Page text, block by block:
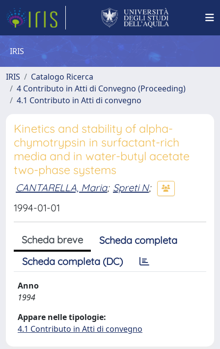
IRIS
IRIS
Catalogo Ricerca
4 Contributo in Atti di Convegno (Proceeding)
4.1 Contributo in Atti di convegno
Kinetics and stability of alpha-
chymotrypsin in surfactant-rich
media and in water-butyl acetate
two-phase systems
CANTARELLA, Maria; Spreti N;
1994-01-01
Scheda breve
Scheda completa
Scheda completa (DC)
Anno
1994
Appare nelle tipologie:
4.1 Contributo in Atti di convegno